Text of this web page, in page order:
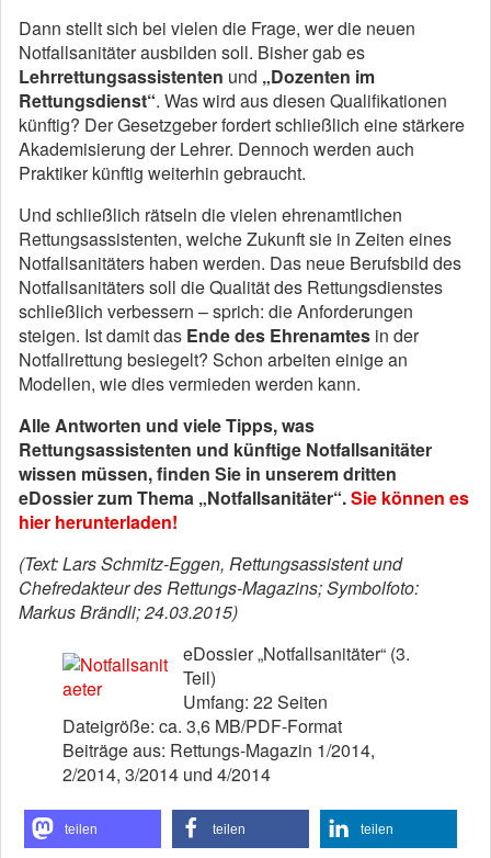
Dann stellt sich bei vielen die Frage, wer die neuen
Notfallsanitäter ausbilden soll. Bisher gab es
Lehrrettungsassistenten und „Dozenten im
Rettungsdienst“. Was wird aus diesen Qualifikationen
künftig? Der Gesetzgeber fordert schließlich eine stärkere
Akademisierung der Lehrer. Dennoch werden auch
Praktiker künftig weiterhin gebraucht.
Und schließlich rätseln die vielen ehrenamtlichen
Rettungsassistenten, welche Zukunft sie in Zeiten eines
Notfallsanitäters haben werden. Das neue Berufsbild des
Notfallsanitäters soll die Qualität des Rettungsdienstes
schließlich verbessern – sprich: die Anforderungen
steigen. Ist damit das Ende des Ehrenamtes in der
Notfallrettung besiegelt? Schon arbeiten einige an
Modellen, wie dies vermieden werden kann.
Alle Antworten und viele Tipps, was
Rettungsassistenten und künftige Notfallsanitäter
wissen müssen, finden Sie in unserem dritten
eDossier zum Thema „Notfallsanitäter“.Sie können es
hier herunterladen!
(Text: Lars Schmitz-Eggen, Rettungsassistent und
Chefredakteur des Rettungs-Magazins; Symbolfoto:
Markus Brändli; 24.03.2015)
eDossier „Notfallsanitäter“ (3.
Teil)
Umfang: 22 Seiten
Dateigröße: ca. 3,6 MB/PDF-Format
Beiträge aus: Rettungs-Magazin 1/2014,
2/2014, 3/2014 und 4/2014
teilen teilen teilen